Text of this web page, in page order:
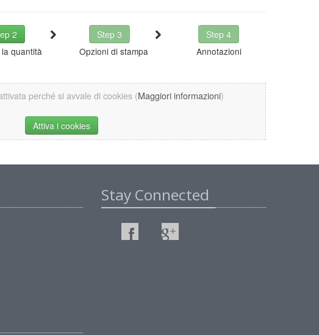
2 Step 3
Step 4
quantità Opzioni di stampa Annotazioni
perché si avvale di cookies (Maggiori informazioni)
Attiva i cookies
Stay Connected